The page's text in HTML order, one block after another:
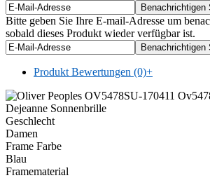
Bitte geben Sie Ihre E-mail-Adresse um
sobald dieses Produkt wieder verfügbar ist.
Produkt Bewertungen (0)+
Geschlecht
Damen
Frame Farbe
Blau
Framematerial